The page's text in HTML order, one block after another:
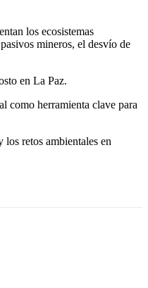
los ecosistemas
mineros, el desvío de
en La Paz.
como herramienta clave para
retos ambientales en